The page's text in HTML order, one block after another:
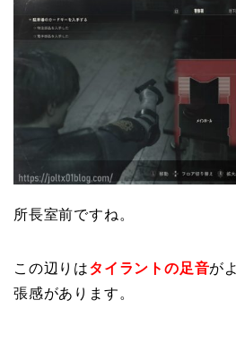
所長室前ですね。
この辺りはタイラントの足音が
張感があります。